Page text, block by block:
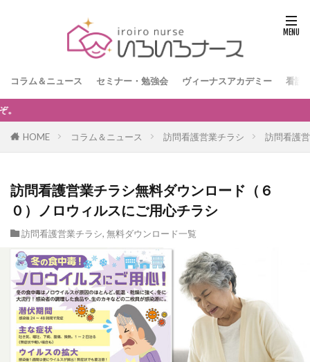
コラム＆ニュース セミナー・勉強会 ヴィーナスアカデミー 看護
HOME コラム＆ニュース 訪問看護営業チラシ 訪問看護
訪問看護営業チラシ無料ダウンロード（６
０）ノロウィルスにご用心チラシ
訪問看護営業チラシ, 無料ダウンロード一覧